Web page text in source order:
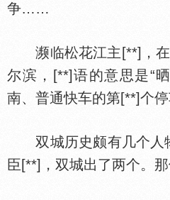
争……
濒临松花江主[**]，在
尔滨，[**]语的意思是“
南、普通快车的第[**]个停
双城历史颇有几个人
臣[**]，双城出了两个。